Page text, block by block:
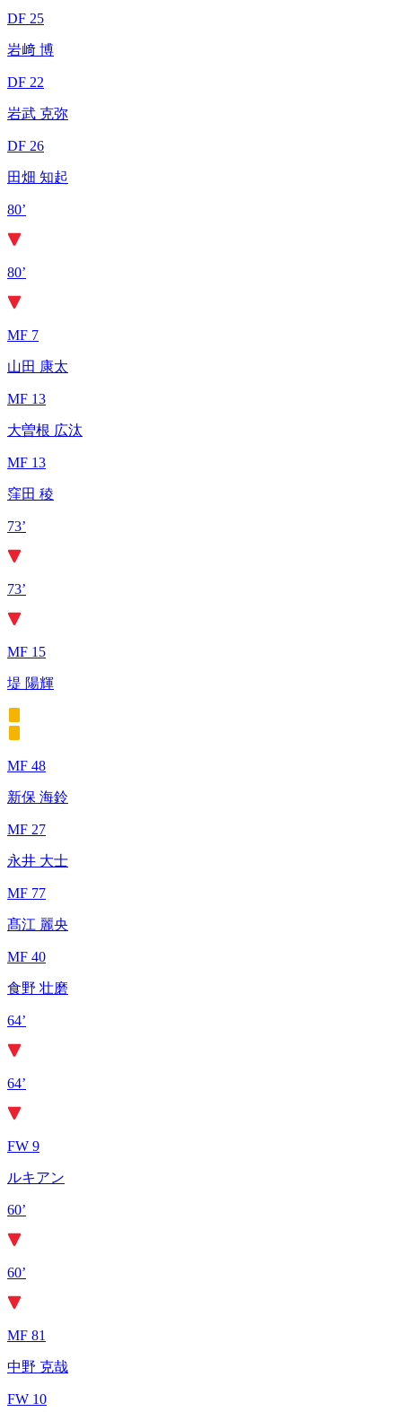
DF 25
岩﨑 博
DF 22
岩武 克弥
DF 26
田畑 知起
80’
80’
MF 7
山田 康太
MF 13
大曽根 広汰
MF 13
窪田 稜
73’
73’
MF 15
堤 陽輝
MF 48
新保 海鈴
MF 27
永井 大士
MF 77
髙江 麗央
MF 40
食野 壮磨
64’
64’
FW 9
ルキアン
60’
60’
MF 81
中野 克哉
FW 10